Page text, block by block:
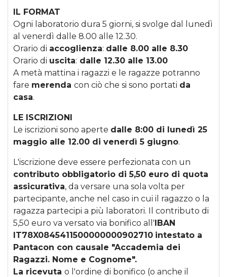
IL FORMAT
Ogni laboratorio dura 5 giorni, si svolge dal lunedì
al venerdì dalle 8.00 alle 12.30.
Orario di accoglienza: dalle 8.00 alle 8.30
Orario di uscita: dalle 12.30 alle 13.00
A metà mattina i ragazzi e le ragazze potranno
fare merenda con ciò che si sono portati da
casa.
LE ISCRIZIONI
Le iscrizioni sono aperte dalle 8:00 di lunedì 25
maggio alle 12.00 di venerdì 5 giugno.
L'iscrizione deve essere perfezionata con un
contributo obbligatorio di 5,50 euro di quota
assicurativa, da versare una sola volta per
partecipante, anche nel caso in cui il ragazzo o la
ragazza partecipi a più laboratori. Il contributo di
5,50 euro va versato via bonifico all'IBAN
IT78X0845411500000000902710 intestato a
Pantacon con causale "Accademia dei
Ragazzi. Nome e Cognome".
La ricevuta o l'ordine di bonifico (o anche il